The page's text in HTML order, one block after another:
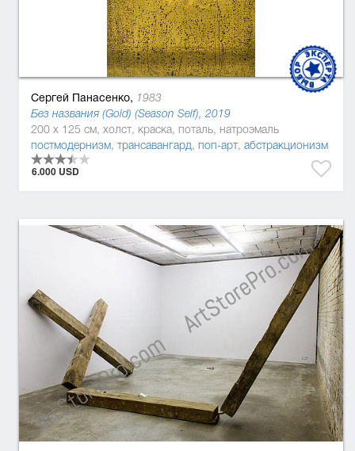
Сергей Панасенко, 1983
Без названия (Gold) (Season Self), 2019
200 x 125 см, холст, краска, поталь, натроэмаль
постмодернизм, трансавангард, поп-арт, абстракционизм
6.000 USD